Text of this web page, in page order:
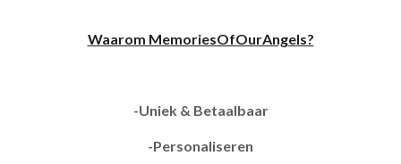
Waarom MemoriesOfOurAngels?
-Uniek & Betaalbaar
-Personaliseren